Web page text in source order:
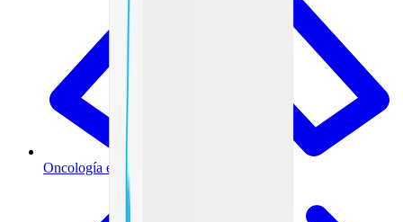
Oncología e inmunoterapia